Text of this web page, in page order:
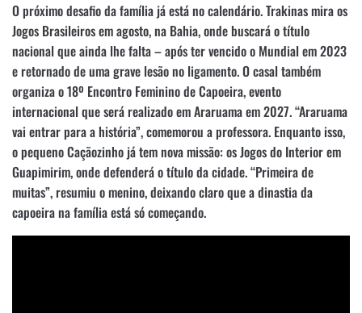
O próximo desafio da família já está no calendário. Trakinas mira os
Jogos Brasileiros em agosto, na Bahia, onde buscará o título
nacional que ainda lhe falta – após ter vencido o Mundial em 2023
e retornado de uma grave lesão no ligamento. O casal também
organiza o 18º Encontro Feminino de Capoeira, evento
internacional que será realizado em Araruama em 2027. “Araruama
vai entrar para a história”, comemorou a professora. Enquanto isso,
o pequeno Caçãozinho já tem nova missão: os Jogos do Interior em
Guapimirim, onde defenderá o título da cidade. “Primeira de
muitas”, resumiu o menino, deixando claro que a dinastia da
capoeira na família está só começando.